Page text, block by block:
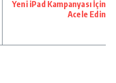
Yeni iPad Kampanyası İçin
Acele Edin